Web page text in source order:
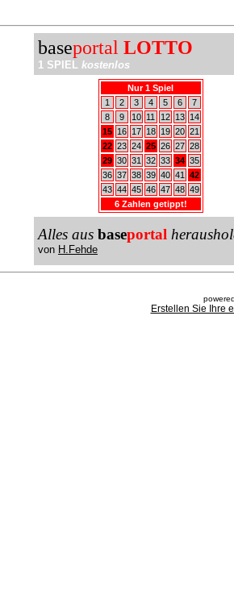
baseportal LOTTO
1 SPIEL kostenlos
Nur 1 Spiel
1
2 3 4 5 6
7
8
9 10 11 12 13
14
15
16 17 18 19 20 21
22 23 24 25 26 27 28
29 30 31 32 33 34 35
36 37 38 39 40 41
42
43 44 45 46 47 48 49
6 Zahlen getippt!
Alles aus baseportal
von H.Fehde
Erstellen Sie Ihre